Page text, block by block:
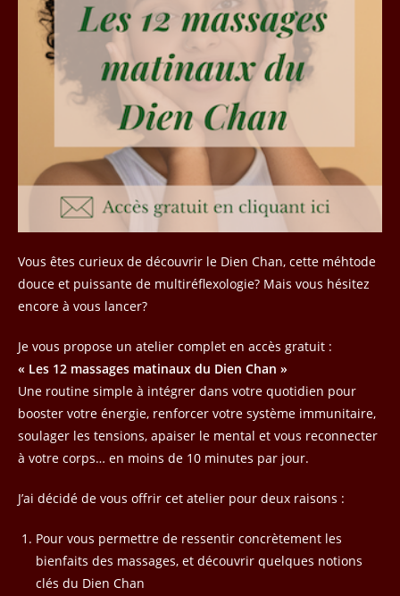
Vous êtes curieux de découvrir le Dien Chan, cette méhtode
douce et puissante de multiréflexologie? Mais vous hésitez
encore à vous lancer?
Je vous propose un atelier complet en accès gratuit :
« Les 12 massages matinaux du Dien Chan »
Une routine simple à intégrer dans votre quotidien pour
booster votre énergie, renforcer votre système immunitaire,
soulager les tensions, apaiser le mental et vous reconnecter
à votre corps… en moins de 10 minutes par jour.
J’ai décidé de vous offrir cet atelier pour deux raisons :
Pour vous permettre de ressentir concrètement les
bienfaits des massages, et découvrir quelques notions
clés du Dien Chan